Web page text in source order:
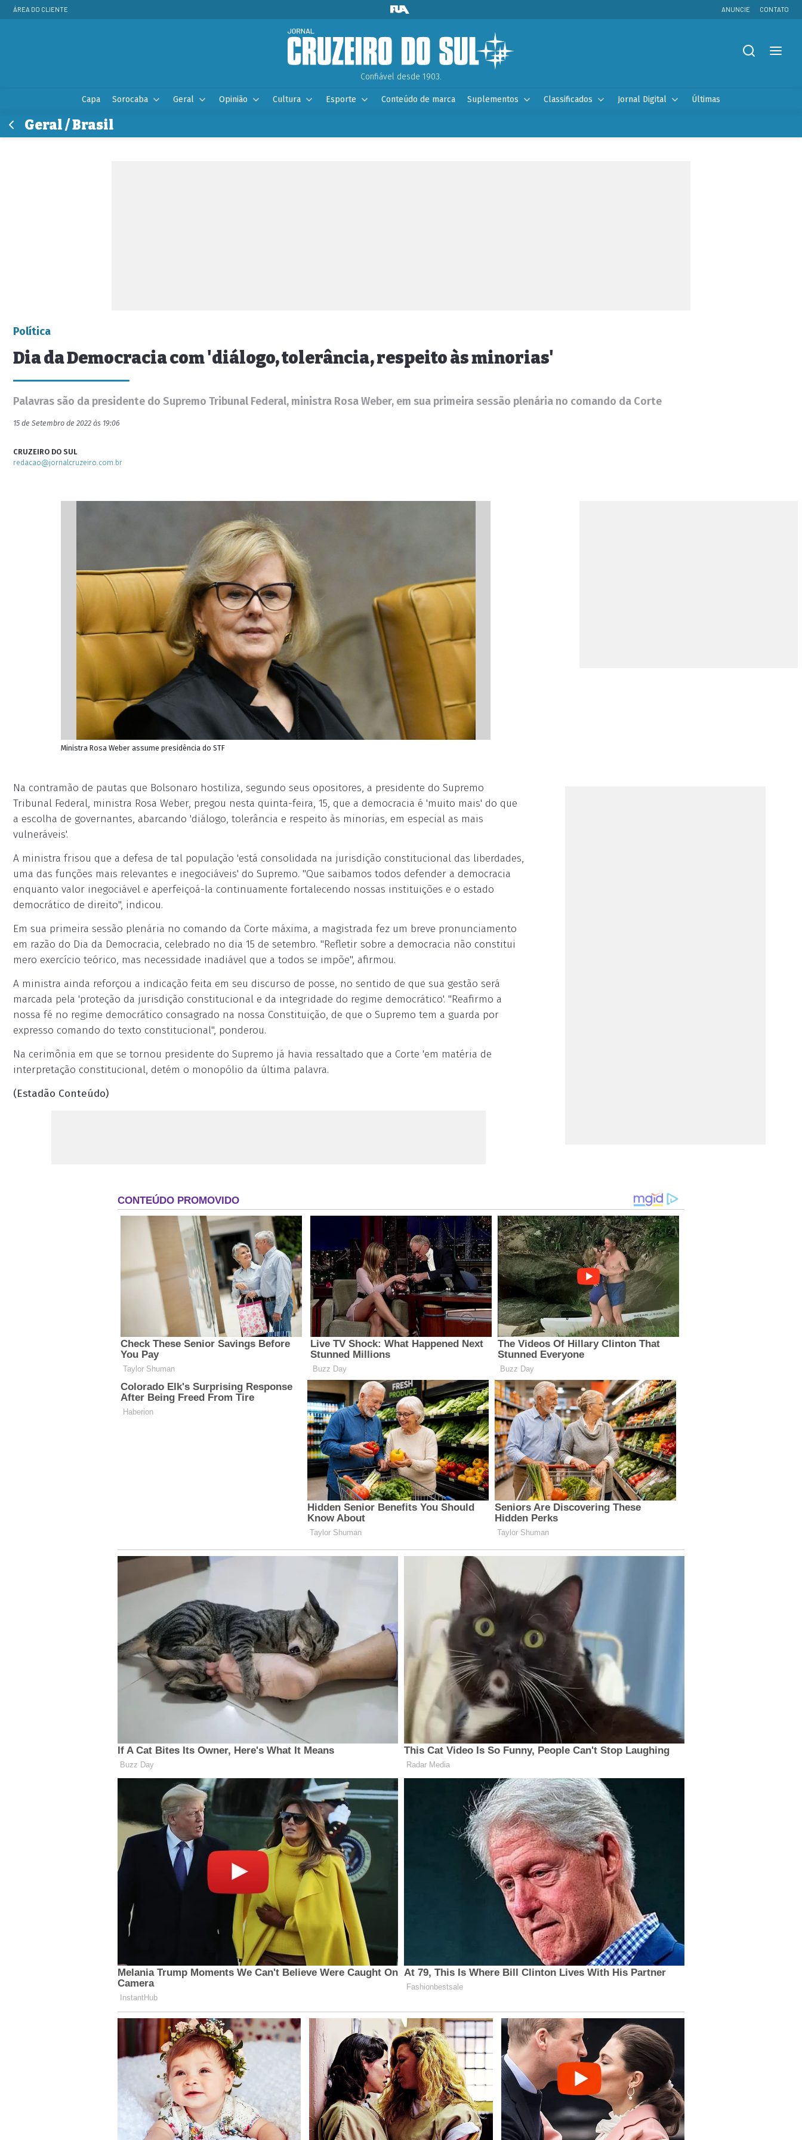
ÁREA DO CLIENTE ANUNCIE CONTATO
Confiável desde 1903.
Capa Sorocaba Geral Opinião Cultura Esporte Conteúdo de marca Suplementos Classificados Jornal Digital Últimas
Geral / Brasil
Política
Dia da Democracia com 'diálogo, tolerância, respeito às minorias'
Palavras são da presidente do Supremo Tribunal Federal, ministra Rosa Weber, em sua primeira sessão plenária no comando da Corte
15 de Setembro de 2022 às 19:06
CRUZEIRO DO SUL
redacao@jornalcruzeiro.com.br
Ministra Rosa Weber assume presidência do STF
Na contramão de pautas que Bolsonaro hostiliza, segundo seus opositores, a presidente do Supremo
Tribunal Federal, ministra Rosa Weber, pregou nesta quinta-feira, 15, que a democracia é 'muito mais' do que
a escolha de governantes, abarcando 'diálogo, tolerância e respeito às minorias, em especial as mais
vulneráveis'.
A ministra frisou que a defesa de tal população 'está consolidada na jurisdição constitucional das liberdades,
uma das funções mais relevantes e inegociáveis' do Supremo. "Que saibamos todos defender a democracia
enquanto valor inegociável e aperfeiçoá-la continuamente fortalecendo nossas instituições e o estado
democrático de direito", indicou.
Em sua primeira sessão plenária no comando da Corte máxima, a magistrada fez um breve pronunciamento
em razão do Dia da Democracia, celebrado no dia 15 de setembro. "Refletir sobre a democracia não constitui
mero exercício teórico, mas necessidade inadiável que a todos se impõe", afirmou.
A ministra ainda reforçou a indicação feita em seu discurso de posse, no sentido de que sua gestão será
marcada pela 'proteção da jurisdição constitucional e da integridade do regime democrático'. "Reafirmo a
nossa fé no regime democrático consagrado na nossa Constituição, de que o Supremo tem a guarda por
expresso comando do texto constitucional", ponderou.
Na cerimônia em que se tornou presidente do Supremo já havia ressaltado que a Corte 'em matéria de
interpretação constitucional, detém o monopólio da última palavra.
(Estadão Conteúdo)